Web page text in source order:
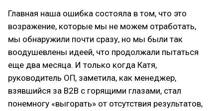
Главная наша ошибка состояла в том, что это
возражение, которые мы не можем отработать,
мы обнаружили почти сразу, но мы были так
воодушевлены идеей, что продолжали пытаться
еще два месяца. И только когда Катя,
руководитель ОП, заметила, как менеджер,
взявшийся за B2B с горящими глазами, стал
понемногу «выгорать» от отсутствия результатов,